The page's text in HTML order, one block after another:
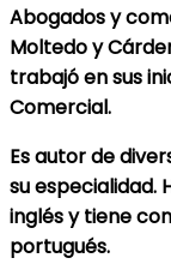
Abogados y
Moltedo y
trabajó en sus
Comercial.
Es autor de
su especialidad.
inglés y tiene
portugués.